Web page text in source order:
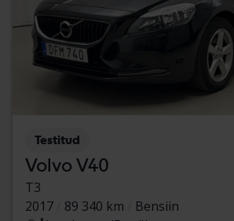
Testitud
Volvo V40
T3
2017
89 340 km
Bensiin